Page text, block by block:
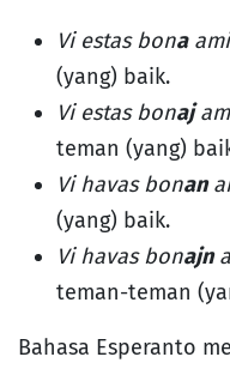
Vi estas bona
(yang) baik.
Vi estas bonaj
teman (yang)
Vi havas bonan
(yang) baik.
Vi havas bonajn
teman-teman
Bahasa Esperanto